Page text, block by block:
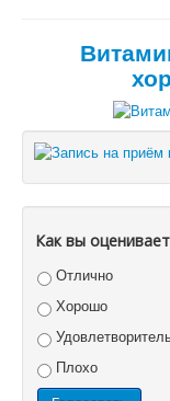
Как вы
Отлично
Хорошо
Плохо